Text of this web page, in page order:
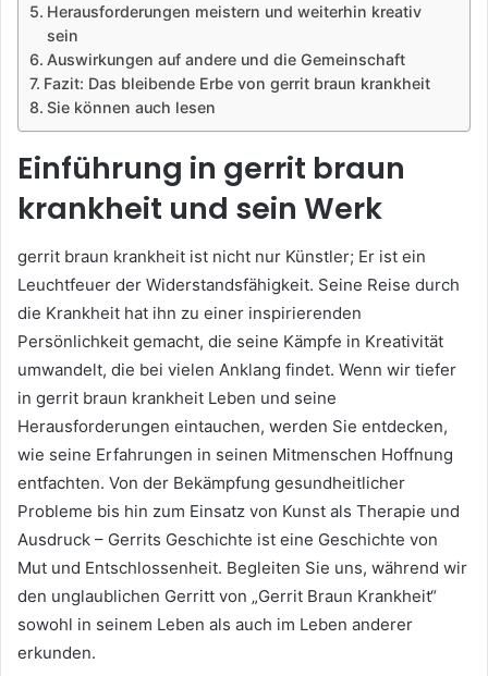
Herausforderungen meistern und weiterhin kreativ
sein
Auswirkungen auf andere und die Gemeinschaft
Fazit: Das bleibende Erbe von gerrit braun krankheit
Sie können auch lesen
Einführung in gerrit braun
krankheit und sein Werk
gerrit braun krankheit ist nicht nur Künstler; Er ist ein
Leuchtfeuer der Widerstandsfähigkeit. Seine Reise durch
die Krankheit hat ihn zu einer inspirierenden
Persönlichkeit gemacht, die seine Kämpfe in Kreativität
umwandelt, die bei vielen Anklang findet. Wenn wir tiefer
in gerrit braun krankheit Leben und seine
Herausforderungen eintauchen, werden Sie entdecken,
wie seine Erfahrungen in seinen Mitmenschen Hoffnung
entfachten. Von der Bekämpfung gesundheitlicher
Probleme bis hin zum Einsatz von Kunst als Therapie und
Ausdruck – Gerrits Geschichte ist eine Geschichte von
Mut und Entschlossenheit. Begleiten Sie uns, während wir
den unglaublichen Gerritt von „Gerrit Braun Krankheit“
sowohl in seinem Leben als auch im Leben anderer
erkunden.